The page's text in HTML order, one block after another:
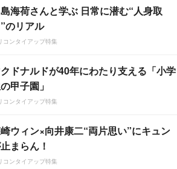
海荷さんと学ぶ 日常に潜む“人身取
のリアル
コンタイアップ特集
ドナルドが40年にわたり支える「小学
甲子園」
コンタイアップ特集
ウィン×向井康二“両片思い”にキュン
まらん！
コンタイアップ特集